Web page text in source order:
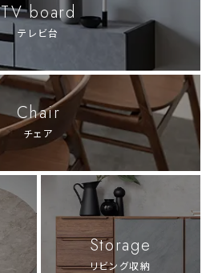
TV board
テレビ台
Chair
チェア
Storage
リビング収納